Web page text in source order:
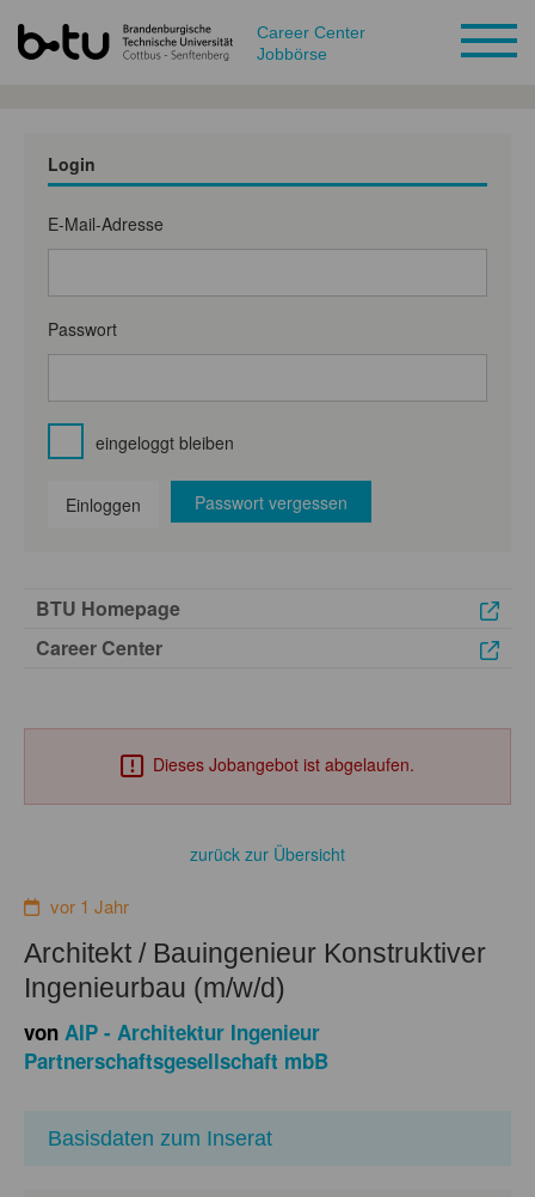
Career Center
Jobbörse
Login
E-Mail-Adresse
Passwort
eingeloggt bleiben
Einloggen Passwort vergessen
BTU Homepage
Career Center
Dieses Jobangebot ist abgelaufen.
zurück zur Übersicht
vor 1 Jahr
Architekt / Bauingenieur Konstruktiver
Ingenieurbau (m/w/d)
von AIP - Architektur Ingenieur
Partnerschaftsgesellschaft mbB
Basisdaten zum Inserat